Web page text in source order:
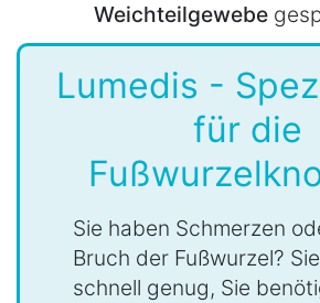
Weichteilgewebe
Lumedis -
für die
Sie haben Schmerzen
Bruch der Fußwurzel?
schnell genug, Sie